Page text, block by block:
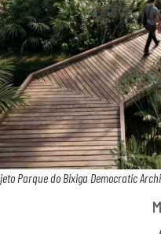
Parque do Bixiga Democratic